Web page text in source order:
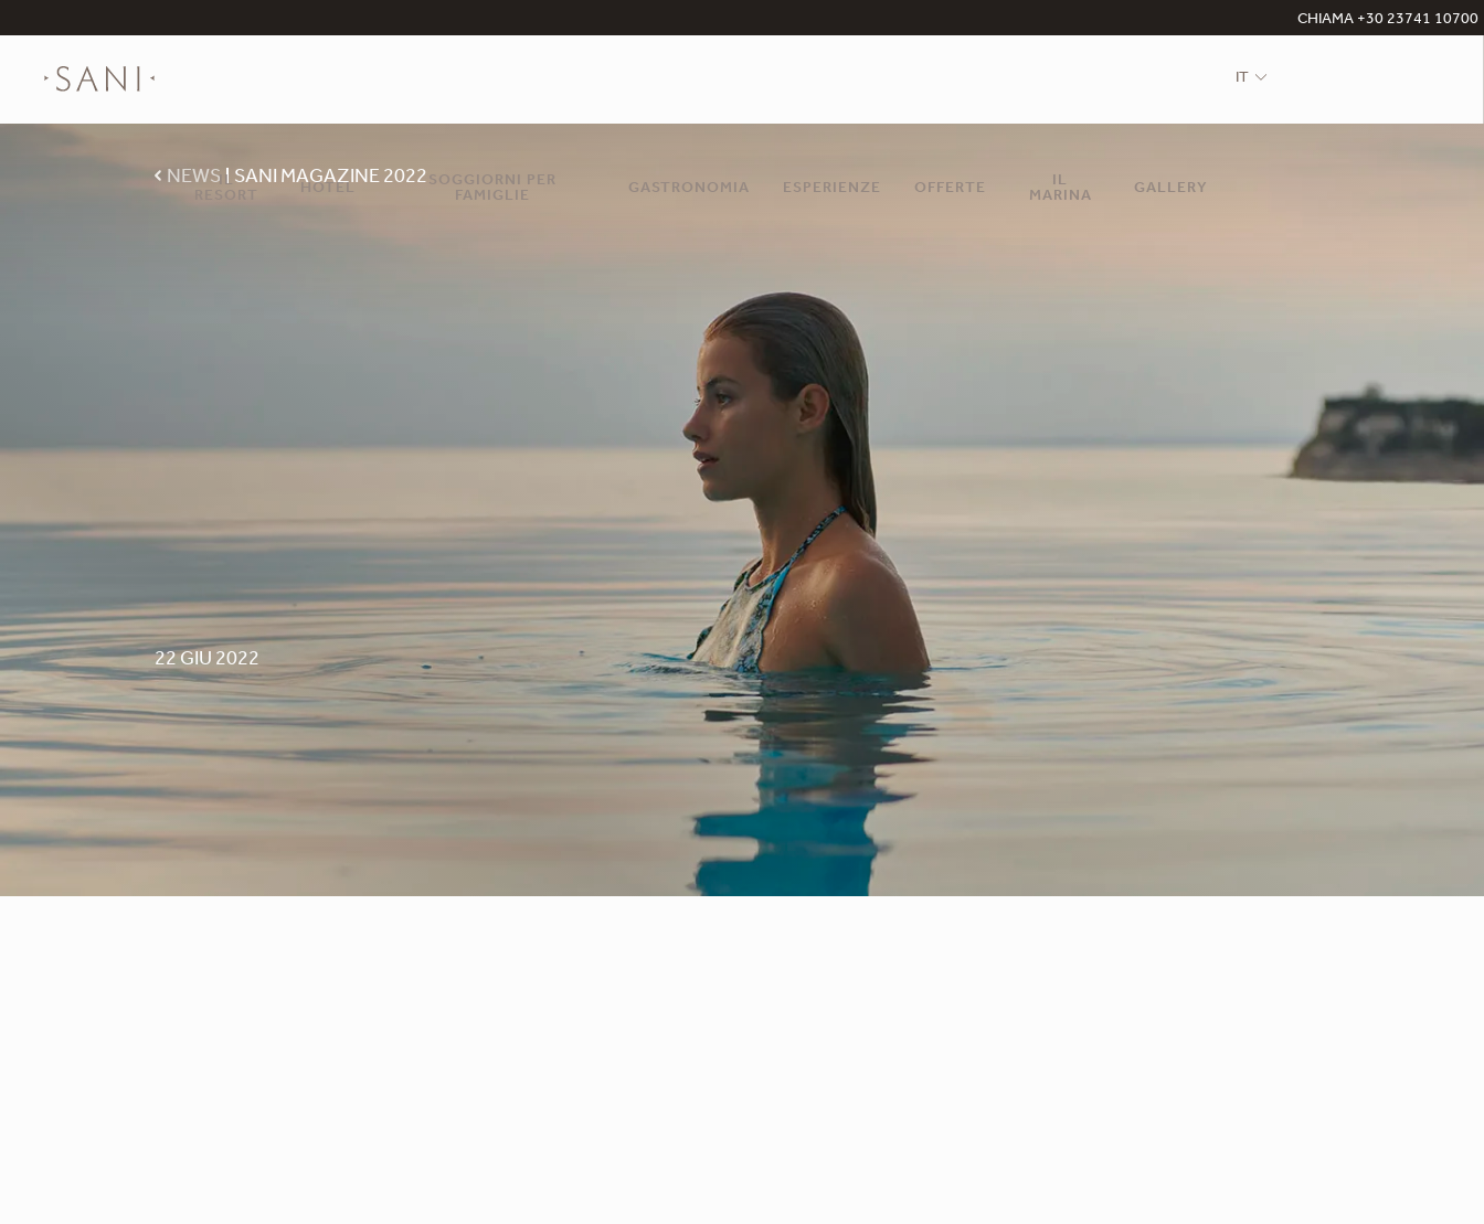
CHIAMA +30 23741 10700
IL
RESORT
HOTEL
SOGGIORNI PER
FAMIGLIE
GASTRONOMIA ESPERIENZE OFFERTE
IL
MARINA
GALLERY
IT
22 GIU 2022
NEWS SANI MAGAZINE 2022